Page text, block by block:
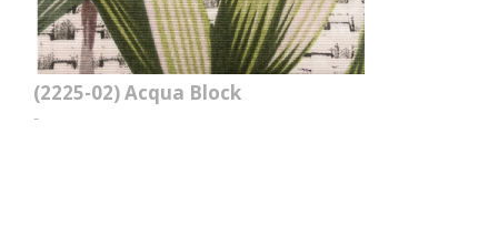
(2225-02)Acqua Block
-